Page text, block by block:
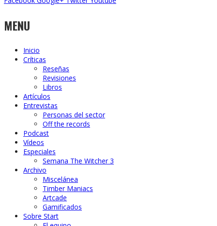
MENU
Inicio
Críticas
Reseñas
Revisiones
Libros
Artículos
Entrevistas
Personas del sector
Off the records
Podcast
Vídeos
Especiales
Semana The Witcher 3
Archivo
Miscelánea
Timber Maniacs
Artcade
Gamificados
Sobre Start